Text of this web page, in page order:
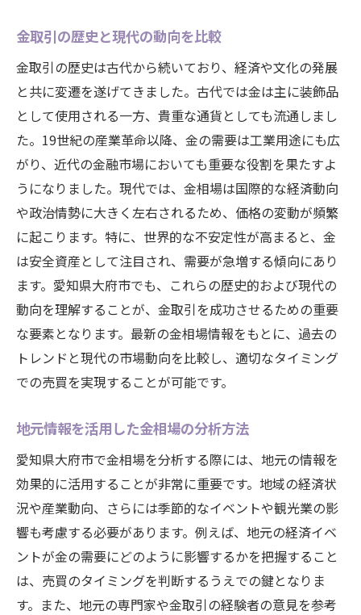
損失を最小限に抑えるための戦略
金相場の長期的トレンド分析と活用法
愛知県大府市における最新金相場情報とその活
用法
最新の市場データを収集する方法
情報を活かした戦略的売却の実践
予測不能な変動に備えるための対策
地域特有の情報を活用した市場分析
愛知県大府市の市場における新たな動向
データに基づく売買の意思決定プロセス
金相場の動向を読み解き愛知県大府市での売却
を成功させる
相場分析の基本テクニックと応用
市場の動きを先読みするための勘所
売却時期の最適化による利益向上
過去のデータを活かした相場予測
実践的な分析ツールの活用法
金の価値を最大限に引き出す愛知県大府市の市
場分析
市場分析の基本プロセスとその応用
地域特有の経済状況を考慮した分析
金取引の歴史と現代の動向を比較
金取引の歴史は古代から続いており、経済や文化の発展
と共に変遷を遂げてきました。古代では金は主に装飾品
として使用される一方、貴重な通貨としても流通しまし
た。19世紀の産業革命以降、金の需要は工業用途にも広
がり、近代の金融市場においても重要な役割を果たすよ
うになりました。現代では、金相場は国際的な経済動向
や政治情勢に大きく左右されるため、価格の変動が頻繁
に起こります。特に、世界的な不安定性が高まると、金
は安全資産として注目され、需要が急増する傾向にあり
ます。愛知県大府市でも、これらの歴史的および現代の
動向を理解することが、金取引を成功させるための重要
な要素となります。最新の金相場情報をもとに、過去の
トレンドと現代の市場動向を比較し、適切なタイミング
での売買を実現することが可能です。
地元情報を活用した金相場の分析方法
愛知県大府市で金相場を分析する際には、地元の情報を
効果的に活用することが非常に重要です。地域の経済状
況や産業動向、さらには季節的なイベントや観光業の影
響も考慮する必要があります。例えば、地元の経済イベ
ントが金の需要にどのように影響するかを把握すること
は、売買のタイミングを判断するうえでの鍵となりま
す。また、地元の専門家や金取引の経験者の意見を参考